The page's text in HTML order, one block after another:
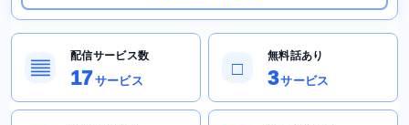
▤
配信サービス数
17サービス
□
無料話あり
3サービス